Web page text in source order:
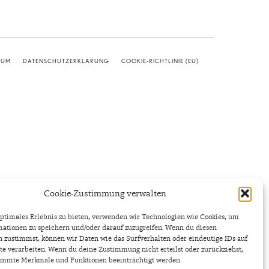
Cookie-Zustimmung verwalten
Erlebnis zu bieten, verwenden wir Technologien wie Cookies, um
zu speichern und/oder darauf zuzugreifen. Wenn du diesen
zustimmst, können wir Daten wie das Surfverhalten oder eindeutige IDs auf
verarbeiten. Wenn du deine Zustimmung nicht erteilst oder zurückziehst,
Merkmale und Funktionen beeinträchtigt werden.
DATENSCHUTZERKLÄRUNG COOKIE-RICHTLINIE (EU)